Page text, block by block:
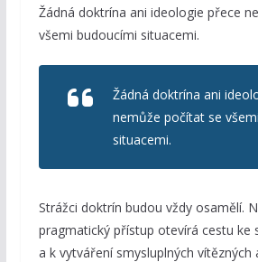
Žádná doktrína ani ideologie přece
všemi budoucími situacemi.
Žádná doktrína ani
nemůže počítat se
situacemi.
Strážci doktrín budou vždy osamělí.
pragmatický přístup otevírá cestu ke
a k vytváření smysluplných vítězných